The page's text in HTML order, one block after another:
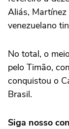
Aliás,
venezuelano
No total, o
pelo Timão,
conquistou o
Brasil.
Siga nosso